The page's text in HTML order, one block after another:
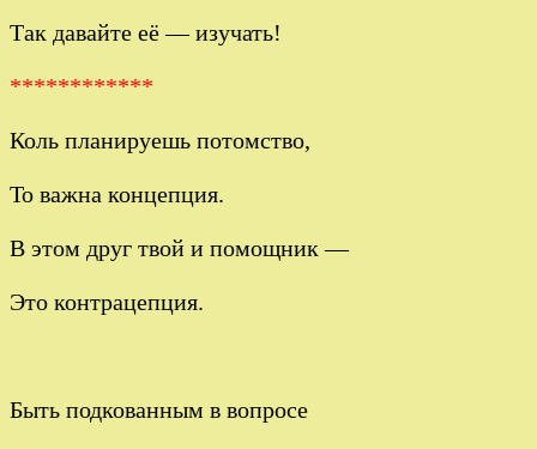
Так давайте её — изучать!
************
Коль планируешь потомство,
То важна концепция.
В этом друг твой и помощник —
Это контрацепция.
Быть подкованным в вопросе